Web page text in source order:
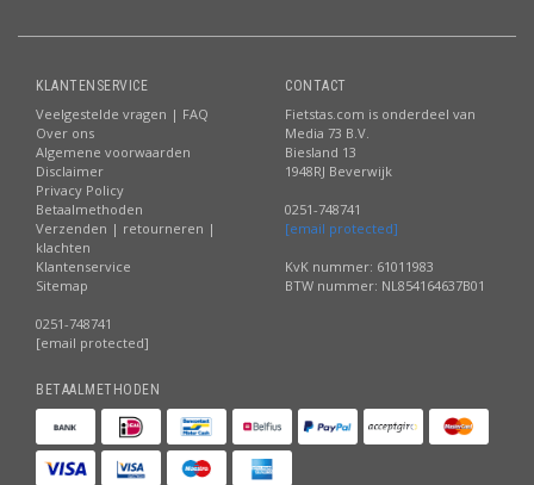
KLANTENSERVICE
Veelgestelde vragen | FAQ
Over ons
Algemene voorwaarden
Disclaimer
Privacy Policy
Betaalmethoden
Verzenden | retourneren |
klachten
Klantenservice
Sitemap
0251-748741
[email protected]
CONTACT
Fietstas.com is onderdeel van
Media 73 B.V.
Biesland 13
1948RJ Beverwijk
0251-748741
[email protected]
KvK nummer: 61011983
BTW nummer: NL854164637B01
BETAALMETHODEN